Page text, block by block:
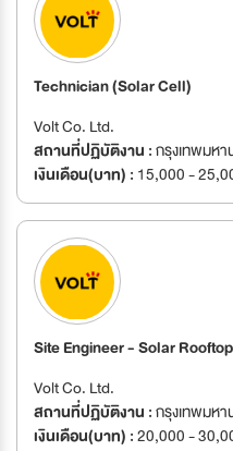
Technician (Solar Cell)
Volt Co. Ltd.
สถานที่ปฏิบัติงาน :กรุงเทพมห
เงินเดือน(บาท) : 15,000 -
Site Engineer - Solar Rooftop
Volt Co. Ltd.
สถานที่ปฏิบัติงาน :กรุงเทพมห
เงินเดือน(บาท) :20,000 -